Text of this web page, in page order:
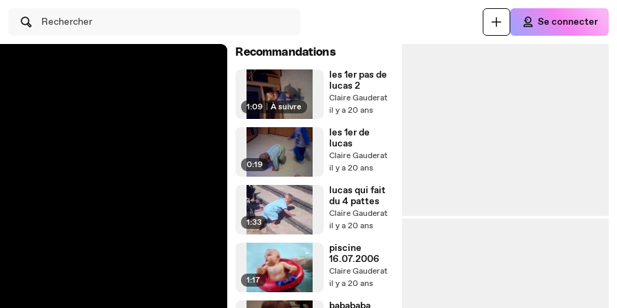
Rechercher Se connecter
Recommandations
1:09 À suivre
les 1er pas de
lucas 2
Claire Gauderat
il y a 20 ans
0:19
les 1er de
lucas
Claire Gauderat
il y a 20 ans
1:33
lucas qui fait
du 4 pattes
Claire Gauderat
il y a 20 ans
1:17
piscine
16.07.2006
Claire Gauderat
il y a 20 ans